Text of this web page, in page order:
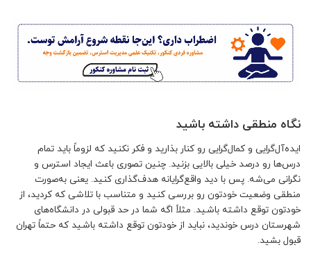
نگاه منطقی داشته باشید
ایده‌آل‌گرایی و کمال‌گرایی رو کنار بذارید و فکر نکنید که لزوماً باید تمام
درس‌ها رو درصد خیلی بالایی بزنید. چنین تصوری باعث ایجاد استرس و
نگرانی می‌شه. پس با دید واقع‌گرایانه هدف‌گذاری کنید. یعنی به‌صورت
منطقی وضعیت خودتون رو بررسی کنید و متناسب با تلاشی که کردید، از
خودتون توقع داشته باشید. مثلاً اگه شما در حد قبولی در دانشگاه‌های
شهرستان درس خوندید، نباید از خودتون توقع داشته باشید که حتماً تهران
قبول بشید.